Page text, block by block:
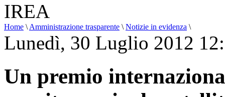
Home \ Amministrazione trasparente \ Notizie in evidenza \
Lunedì, 30 Luglio 2012
Un premio